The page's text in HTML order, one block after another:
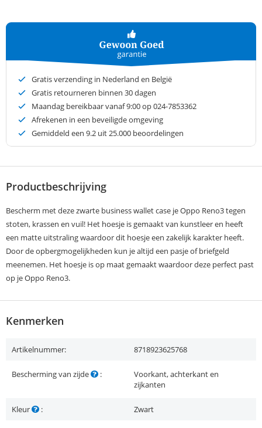
Gratis verzending in Nederland en België
Gratis retourneren binnen 30 dagen
Maandag bereikbaar vanaf 9:00 op 024-7853362
Afrekenen in een beveiligde omgeving
Gemiddeld een 9.2 uit 25.000 beoordelingen
Productbeschrijving
Bescherm met deze zwarte business wallet case je Oppo Reno3 tegen
stoten, krassen en vuil! Het hoesje is gemaakt van kunstleer en heeft
een matte uitstraling waardoor dit hoesje een zakelijk karakter heeft.
Door de opbergmogelijkheden kun je altijd een pasje of briefgeld
meenemen. Het hoesje is op maat gemaakt waardoor deze perfect past
op je Oppo Reno3.
Kenmerken
Artikelnummer: 8718923625768
Bescherming van zijde :
Voorkant, achterkant en
zijkanten
Kleur : Zwart